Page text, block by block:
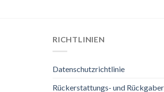
RICHTLINIEN
Datenschutzrichtlinie
Rückerstattungs- und